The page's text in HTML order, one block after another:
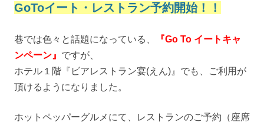
GoToイート・レストラン予約開始！！
巷では色々と話題になっている、
『Go To イートキャ
ンペーン』 ですが、
ホテル１階『ビアレストラン宴(えん)』でも、ご利用が
頂けるようになりました。
ホットペッパーグルメにて、レストランのご予約（座席